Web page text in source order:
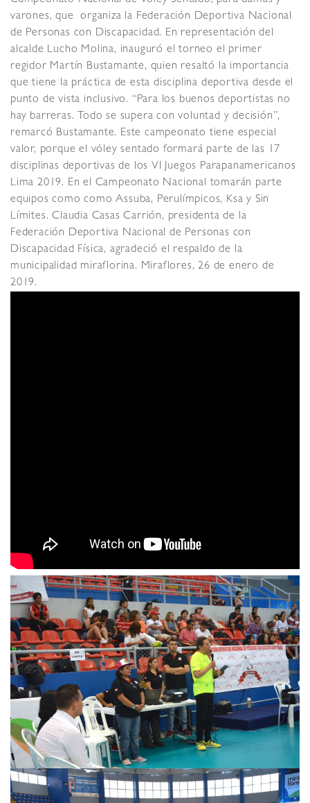
varones, que organiza la Federación Deportiva Nacional
de Personas con Discapacidad. En representación del
alcalde Lucho Molina, inauguró el torneo el primer
regidor Martín Bustamante, quien resaltó la importancia
que tiene la práctica de esta disciplina deportiva desde el
punto de vista inclusivo. “Para los buenos deportistas no
hay barreras. Todo se supera con voluntad y decisión”,
remarcó Bustamante. Este campeonato tiene especial
valor, porque el vóley sentado formará parte de las 17
disciplinas deportivas de los VI Juegos Parapanamericanos
Lima 2019. En el Campeonato Nacional tomarán parte
equipos como como Assuba, Perulímpicos, Ksa y Sin
Límites. Claudia Casas Carrión, presidenta de la
Federación Deportiva Nacional de Personas con
Discapacidad Física, agradeció el respaldo de la
municipalidad miraflorina. Miraflores, 26 de enero de
2019.